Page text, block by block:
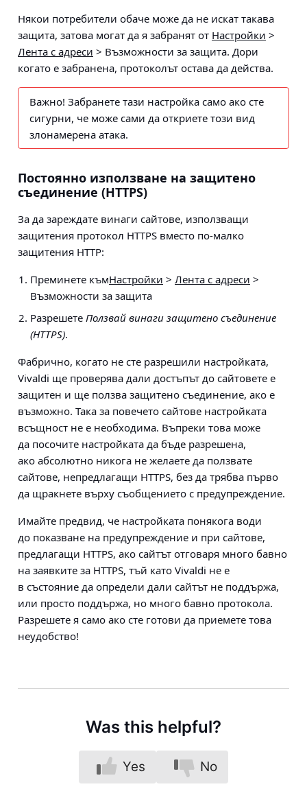
Някои потребители обаче може да не искат такава
защита, затова могат да я забранят от Настройки >
Лента с адреси > Възможности за защита. Дори
когато е забранена, протоколът остава да действа.
Важно! Забранете тази настройка само ако сте
сигурни, че може сами да откриете този вид
злонамерена атака.
Постоянно използване на защитено
съединение (HTTPS)
За да зареждате винаги сайтове, използващи
защитения протокол HTTPS вместо по-малко
защитения HTTP:
Преминете къмНастройки > Лента с адреси >
Възможности за защита
Разрешете Ползвай винаги защитено съединение
(HTTPS).
Фабрично, когато не сте разрешили настройката,
Vivaldi ще проверява дали достъпът до сайтовете е
защитен и ще ползва защитено съединение, ако е
възможно. Така за повечето сайтове настройката
всъщност не е необходима. Въпреки това може
да посочите настройката да бъде разрешена,
ако абсолютно никога не желаете да ползвате
сайтове, непредлагащи HTTPS, без да трябва първо
да щракнете върху съобщението с предупреждение.
Имайте предвид, че настройката понякога води
до показване на предупреждение и при сайтове,
предлагащи HTTPS, ако сайтът отговаря много бавно
на заявките за HTTPS, тъй като Vivaldi не е
в състояние да определи дали сайтът не поддържа,
или просто поддържа, но много бавно протокола.
Разрешете я само ако сте готови да приемете това
неудобство!
Was this helpful?
Yes No